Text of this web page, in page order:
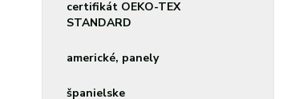
certifikát OEKO-TEX
STANDARD
americké, panely
španielske